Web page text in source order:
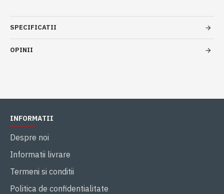
SPECIFICATII
OPINII
INFORMATII
Despre noi
Informatii livrare
Termeni si conditii
Politica de confidentialitate